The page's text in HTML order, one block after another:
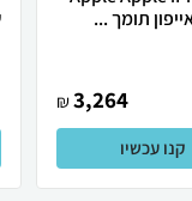
3,264
₪
קנו עכשיו